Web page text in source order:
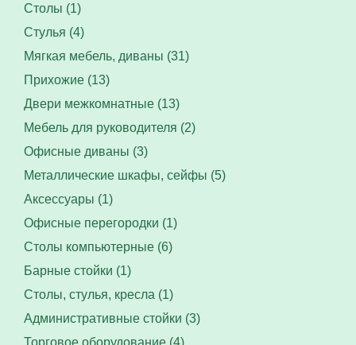
Столы (1)
Стулья (4)
Мягкая мебель, диваны (31)
Прихожие (13)
Двери межкомнатные (13)
Мебель для руководителя (2)
Офисные диваны (3)
Металлические шкафы, сейфы (5)
Аксессуары (1)
Офисные перегородки (1)
Столы компьютерные (6)
Барные стойки (1)
Столы, стулья, кресла (1)
Административные стойки (3)
Торговое оборудование (4)